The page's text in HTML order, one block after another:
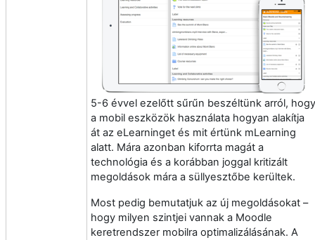
5-6 évvel ezelőtt sűrűn beszéltünk arról, hogy
a mobil eszközök használata hogyan alakítja
át az eLearninget és mit értünk mLearning
alatt. Mára azonban kiforrta magát a
technológia és a korábban joggal kritizált
megoldások mára a süllyesztőbe kerültek.
Most pedig bemutatjuk az új megoldásokat –
hogy milyen szintjei vannak a Moodle
keretrendszer mobilra optimalizálásának. A